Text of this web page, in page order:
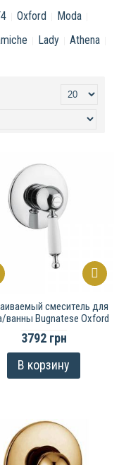
Oxford
Moda
Lady
Athena
смеситель для
ванны Bugnatese Oxford
3792 грн
В корзину